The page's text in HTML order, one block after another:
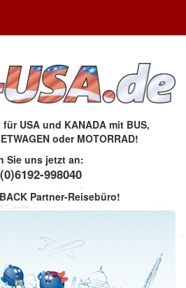
USA und KANADA mit BUS,
oder MOTORRAD!
Sie uns jetzt an:
998040
Partner-Reisebüro!